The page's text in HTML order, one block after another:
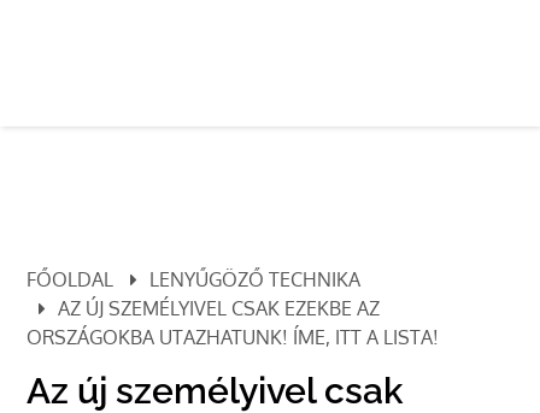
FŐOLDAL
LENYŰGÖZŐ TECHNIKA
AZ ÚJ SZEMÉLYIVEL CSAK EZEKBE AZ
ORSZÁGOKBA UTAZHATUNK! ÍME, ITT A LISTA!
Az új személyivel csak